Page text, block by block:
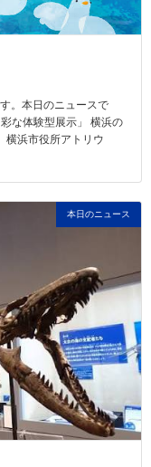
。本日のニュースで
な体験型展示」 横浜の
横浜市役所アトリウ
本日のニュース